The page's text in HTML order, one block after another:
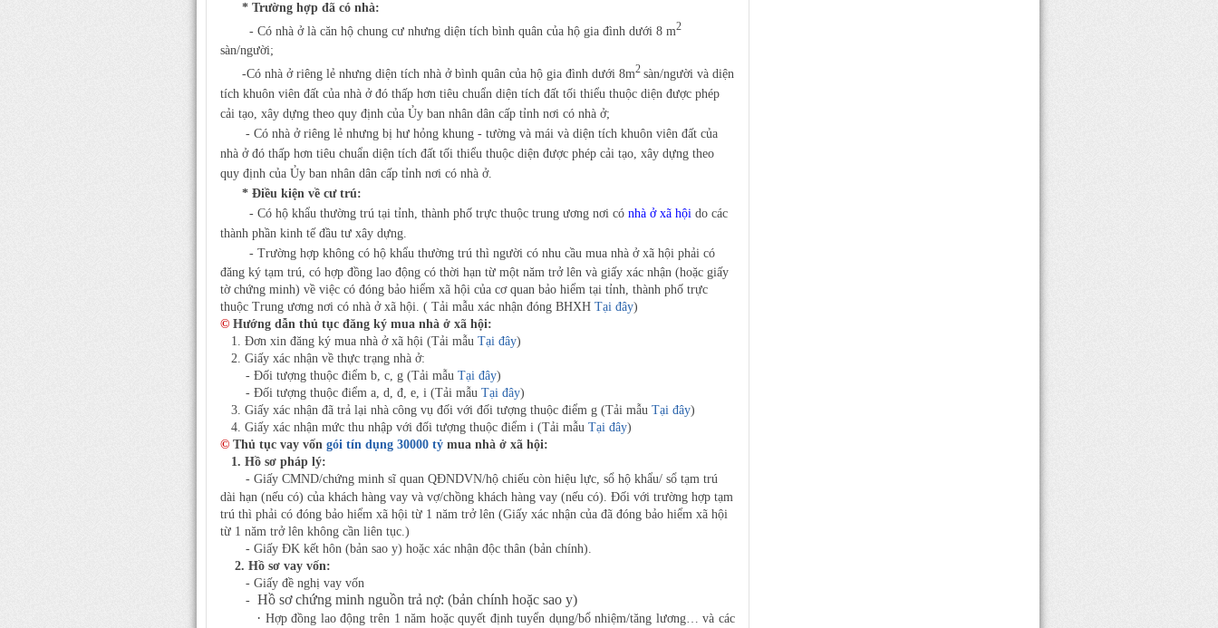
* Trường hợp đã có nhà:
- Có nhà ở là căn hộ chung cư nhưng diện tích bình quân của hộ gia đình dưới 8 m2
sàn/người;
-Có nhà ở riêng lẻ nhưng diện tích nhà ở bình quân của hộ gia đình dưới 8m2 sàn/người và diện
tích khuôn viên đất của nhà ở đó thấp hơn tiêu chuẩn diện tích đất tối thiểu thuộc diện được phép
cải tạo, xây dựng theo quy định của Ủy ban nhân dân cấp tỉnh nơi có nhà ở;
- Có nhà ở riêng lẻ nhưng bị hư hỏng khung - tường và mái và diện tích khuôn viên đất của
nhà ở đó thấp hơn tiêu chuẩn diện tích đất tối thiểu thuộc diện được phép cải tạo, xây dựng theo
quy định của Ủy ban nhân dân cấp tỉnh nơi có nhà ở.
* Điều kiện về cư trú:
- Có hộ khẩu thường trú tại tỉnh, thành phố trực thuộc trung ương nơi có nhà ở xã hội do các
thành phần kinh tế đầu tư xây dựng.
- Trường hợp không có hộ khẩu thường trú thì người có nhu cầu mua nhà ở xã hội phải có
đăng ký tạm trú, có hợp đồng lao động có thời hạn từ một năm trở lên và giấy xác nhận (hoặc giấy
tờ chứng minh) về việc có đóng bảo hiểm xã hội của cơ quan bảo hiểm tại tỉnh, thành phố trực
thuộc Trung ương nơi có nhà ở xã hội. ( Tải mẫu xác nhận đóng BHXH Tại đây)
© Hướng dẫn thủ tục đăng ký mua nhà ở xã hội:
1. Đơn xin đăng ký mua nhà ở xã hội (Tải mẫu Tại đây)
2. Giấy xác nhận về thực trạng nhà ở:
- Đối tượng thuộc điểm b, c, g (Tải mẫu Tại đây)
- Đối tượng thuộc điểm a, d, đ, e, i (Tải mẫu Tại đây)
3. Giấy xác nhận đã trả lại nhà công vụ đối với đối tượng thuộc điểm g (Tải mẫu Tại đây)
4. Giấy xác nhận mức thu nhập với đối tượng thuộc điểm i (Tải mẫu Tại đây)
© Thủ tục vay vốn gói tín dụng 30000 tỷ mua nhà ở xã hội:
1. Hồ sơ pháp lý:
- Giấy CMND/chứng minh sĩ quan QĐNDVN/hộ chiếu còn hiệu lực, sổ hộ khẩu/ sổ tạm trú
dài hạn (nếu có) của khách hàng vay và vợ/chồng khách hàng vay (nếu có). Đối với trường hợp tạm
trú thì phải có đóng bảo hiểm xã hội từ 1 năm trở lên (Giấy xác nhận của đã đóng bảo hiểm xã hội
từ 1 năm trở lên không cần liên tục.)
- Giấy ĐK kết hôn (bản sao y) hoặc xác nhận độc thân (bản chính).
2. Hồ sơ vay vốn:
- Giấy đề nghị vay vốn
- Hồ sơ chứng minh nguồn trả nợ: (bản chính hoặc sao y)
· Hợp đồng lao động trên 1 năm hoặc quyết định tuyển dụng/bổ nhiệm/tăng lương… và các